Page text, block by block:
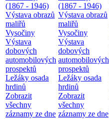
(1867 - 1946)
Výstava obrazů
maliřů
Vysočiny
Výstava
dobových
automobilových
prospektů
Ležáky osada
hrdinů
Zobrazit
všechny
záznamy ze dne
(1867 - 1946)
Výstava obrazů
maliřů
Vysočiny
Výstava
dobových
automobilových
prospektů
Ležáky osada
hrdinů
Zobrazit
všechny
záznamy ze dne